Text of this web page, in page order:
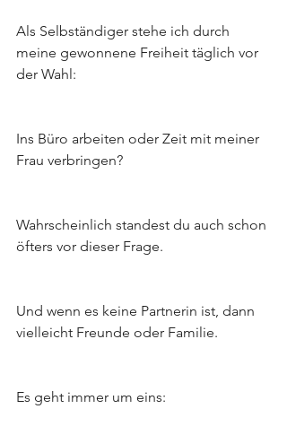
Als Selbständiger stehe ich durch
meine gewonnene Freiheit täglich vor
der Wahl:
Ins Büro arbeiten oder Zeit mit meiner
Frau verbringen?
Wahrscheinlich standest du auch schon
öfters vor dieser Frage.
Und wenn es keine Partnerin ist, dann
vielleicht Freunde oder Familie.
Es geht immer um eins: